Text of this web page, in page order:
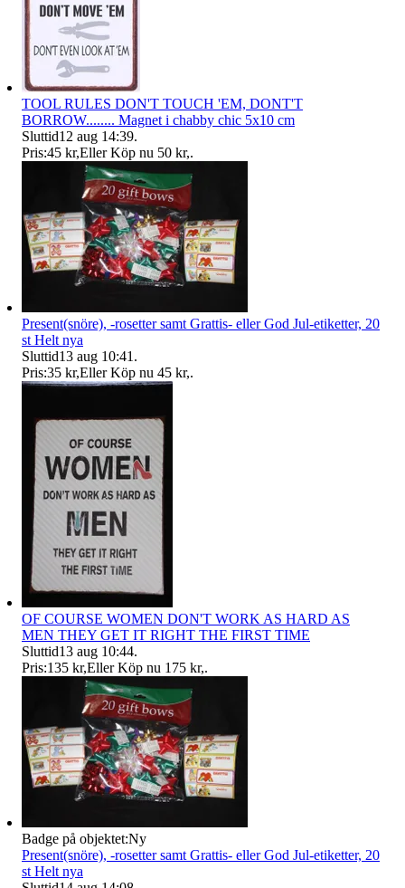
TOOL RULES DON'T TOUCH 'EM, DONT'T
BORROW........ Magnet i chabby chic 5x10 cm
Sluttid12 aug 14:39.
Pris:45 kr,Eller Köp nu 50 kr,.
Present(snöre), -rosetter samt Grattis- eller God Jul-etiketter, 20
st Helt nya
Sluttid13 aug 10:41 .
Pris:35 kr,Eller Köp nu 45 kr,.
OF COURSE WOMEN DON'T WORK AS HARD AS
MEN THEY GET IT RIGHT THE FIRST TIME
Sluttid13 aug 10:44.
Pris:135 kr,Eller Köp nu 175 kr,.
Badge på objektet:Ny
Present(snöre), -rosetter samt Grattis- eller God Jul-etiketter, 20
st Helt nya